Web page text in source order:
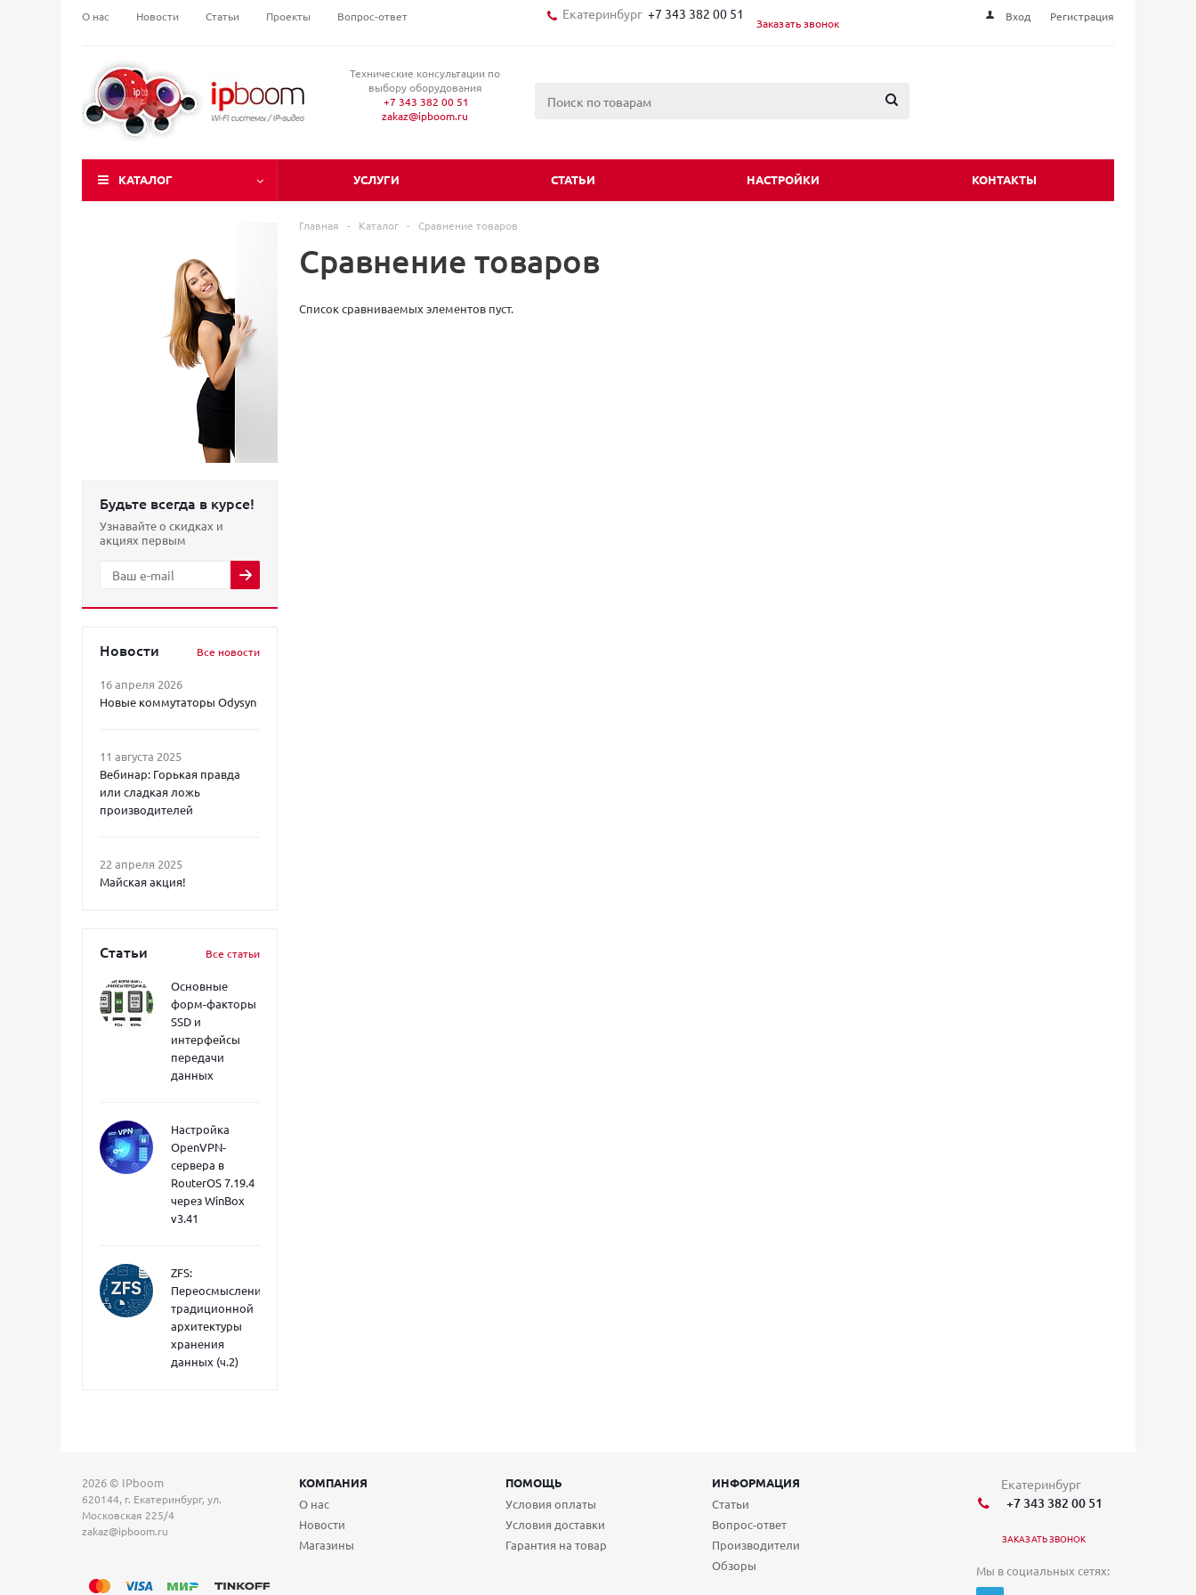
О нас Новости Статьи Проекты Вопрос-ответ Екатеринбург +7 343 382 00 51
Заказать звонок Вход Регистрация
Технические консультации по
выбору оборудования
+7 343 382 00 51
zakaz@ipboom.ru
КАТАЛОГ УСЛУГИ СТАТЬИ НАСТРОЙКИ КОНТАКТЫ
Будьте всегда в курсе!
Узнавайте о скидках и
акциях первым
Новости Все новости
16 апреля 2026
Новые коммутаторы Odysyn
11 августа 2025
Вебинар: Горькая правда
или сладкая ложь
производителей
22 апреля 2025
Майская акция!
Статьи Все статьи
Основные
форм-факторы
SSD и
интерфейсы
передачи
данных
Настройка
OpenVPN-
сервера в
RouterOS 7.19.4
через WinBox
v3.41
ZFS:
Переосмысление
традиционной
архитектуры
хранения
данных (ч.2)
Главная - Каталог - Сравнение товаров
Сравнение товаров
Список сравниваемых элементов пуст.
2026 © IPboom
620144, г. Екатеринбург, ул.
Московская 225/4
zakaz@ipboom.ru
КОМПАНИЯ ПОМОЩЬ
ИНФОРМАЦИЯ
О нас
Новости
Магазины
Условия оплаты
Условия доставки
Гарантия на товар
Статьи
Вопрос-ответ
Производители
Обзоры
Екатеринбург
+7 343 382 00 51
ЗАКАЗАТЬ ЗВОНОК
Мы в социальных сетях: